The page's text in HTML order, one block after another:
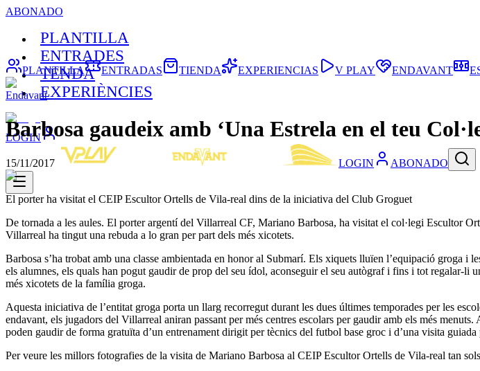
ABONADO
PLANTILLA
ENTRADES
TENDA
EXPERIÈNCIES
LOGIN
LOGIN ABONADO
PLANTILLA ENTRADAS TIENDA EXPERIENCIAS V PLAY ENDAVANT
Endavant
Barbosa gaudeix amb ‘Una Estrela en el teu
15/11/2017
El porter ha visitat el CEIP Escultor Ortells de Vila-real dins de la iniciativa del Club Groguet
De tornada a les aules. El porter argentí del Villarreal CF, Mariano Barbosa, ha visitat el col·legi Escultor
Villarreal ha tingut una rebuda a lo gran per part dels més xicotets.
Barbosa s’ha trobat amb una classe ambientada en honor al Submarí. Els xiquets lluïen l’equipació groga
els alumnes, els quals han pogut gaudir de prop del seu ídol, aconseguir el seu autògraf i fins i tot regalar-li
més xicotets de la família groga.
Aquesta iniciativa de l’entitat groga porta un llarg recorregut durant les dues últimes temporades per les
endavant, els jugadors del Villarreal aniran passant per més centres escolars per gaudir amb els més
poden gaudir de forma gratuïta d’un entrenament dirigit per tècnics del futbol base groc i d’una visita guiada
Per veure les millors fotografies de la visita de Mariano Barbosa al CEIP Escultor Ortells de Vila-real tan